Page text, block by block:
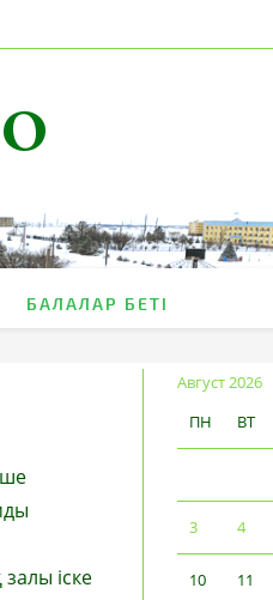
БАЛАЛАР БЕТІ
іске
Август 2026
ПН
ВТ
3 4
10 11